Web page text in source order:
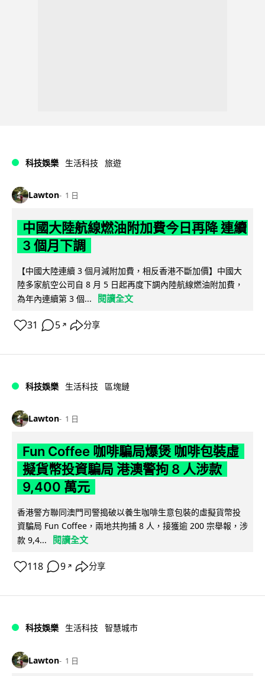
科技娛樂 生活科技 旅遊
Lawton 1 日
中國大陸航線燃油附加費今日再降 連續
3 個月下調
【中國大陸連續 3 個月減附加費，相反香港不斷加價】中國大
陸多家航空公司自 8 月 5 日起再度下調內陸航線燃油附加費，
為年內連續第 3 個...
閱讀全文
31 5 ↗ 分享
科技娛樂 生活科技 區塊鏈
Lawton 1 日
Fun Coffee 咖啡騙局爆煲 咖啡包裝虛
擬貨幣投資騙局 港澳警拘 8 人涉款
9,400 萬元
香港警方聯同澳門司警搗破以養生咖啡生意包裝的虛擬貨幣投
資騙局 Fun Coffee，兩地共拘捕 8 人，接獲逾 200 宗舉報，涉
款 9,4...
閱讀全文
118 9 ↗ 分享
科技娛樂 生活科技 智慧城市
Lawton 1 日